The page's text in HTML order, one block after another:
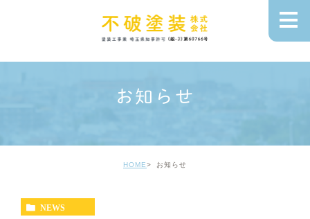
お知らせ
HOME お知らせ
NEWS